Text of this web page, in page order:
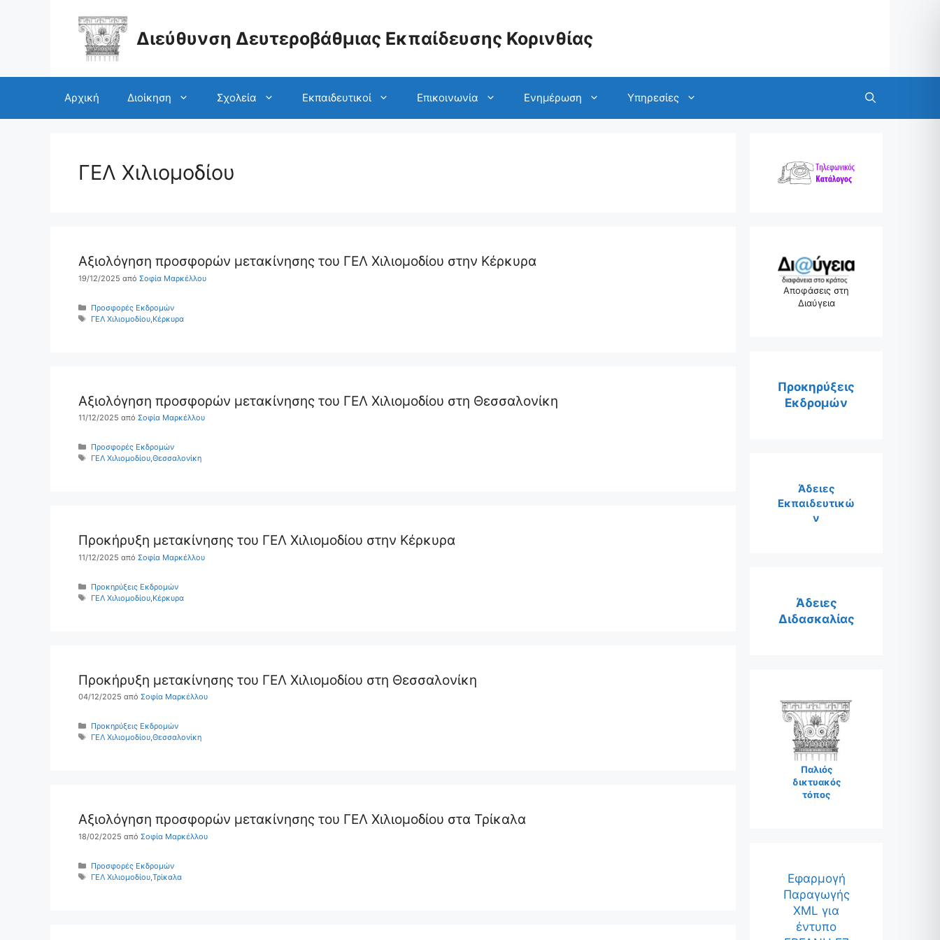
Διεύθυνση Δευτεροβάθμιας Εκπαίδευσης Κορινθίας
Αρχική Διοίκηση Σχολεία Εκπαιδευτικοί Επικοινωνία Ενημέρωση Υπηρεσίες
ΓΕΛ Χιλιομοδίου
Αξιολόγηση προσφορών μετακίνησης του ΓΕΛ Χιλιομοδίου στην Κέρκυρα
19/12/2025 από Σοφία Μαρκέλλου
Κατηγορίες
Προσφορές Εκδρομών
Ετικέτες
ΓΕΛ Χιλιομοδίου, Κέρκυρα
Αξιολόγηση προσφορών μετακίνησης του ΓΕΛ Χιλιομοδίου στη Θεσσαλονίκη
11/12/2025 από Σοφία Μαρκέλλου
Κατηγορίες
Προσφορές Εκδρομών
Ετικέτες
ΓΕΛ Χιλιομοδίου,Θεσσαλονίκη
Προκήρυξη μετακίνησης του ΓΕΛ Χιλιομοδίου στην Κέρκυρα
11/12/2025 από Σοφία Μαρκέλλου
Κατηγορίες
Προκηρύξεις Εκδρομών
Ετικέτες
ΓΕΛ Χιλιομοδίου, Κέρκυρα
Προκήρυξη μετακίνησης του ΓΕΛ Χιλιομοδίου στη Θεσσαλονίκη
04/12/2025 από Σοφία Μαρκέλλου
Κατηγορίες
Προκηρύξεις Εκδρομών
Ετικέτες
ΓΕΛ Χιλιομοδίου,Θεσσαλονίκη
Αξιολόγηση προσφορών μετακίνησης του ΓΕΛ Χιλιομοδίου στα Τρίκαλα
18/02/2025 από Σοφία Μαρκέλλου
Κατηγορίες
Προσφορές Εκδρομών
Ετικέτες
ΓΕΛ Χιλιομοδίου, Τρίκαλα
Αποφάσεις στη
Διαύγεια
Προκηρύξεις
Εκδρομών
Άδειες
Εκπαιδευτικώ
ν
Άδειες
Διδασκαλίας
Παλιός
δικτυακός
τόπος
Εφαρμογή
Παραγωγής
XML για
έντυπο